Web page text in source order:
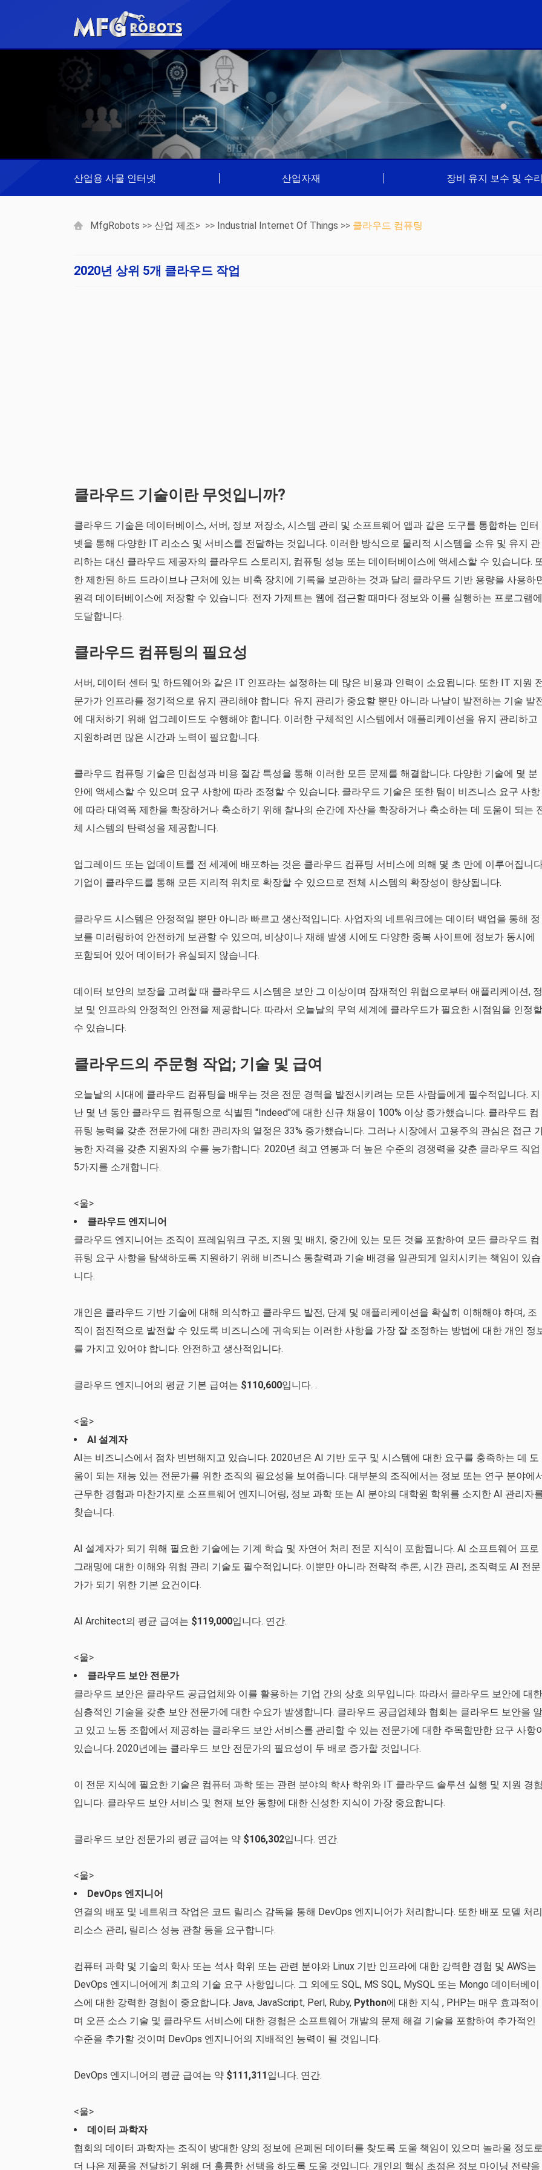
산업용 사물 인터넷 산업자재 장비 유지 보수 및 수
MfgRobots >> 산업 제조> >> Industrial Internet Of Things >> 클라우드 컴퓨팅
2020년 상위 5개 클라우드 작업
클라우드 기술이란 무엇입니까?
클라우드 기술은 데이터베이스, 서버, 정보 저장소, 시스템 관리 및 소프트웨어 앱과 같은 도구를 통합하는 인터
넷을 통해 다양한 IT 리소스 및 서비스를 전달하는 것입니다. 이러한 방식으로 물리적 시스템을 소유 및 유지 관
리하는 대신 클라우드 제공자의 클라우드 스토리지, 컴퓨팅 성능 또는 데이터베이스에 액세스할 수 있습니다.
한 제한된 하드 드라이브나 근처에 있는 비축 장치에 기록을 보관하는 것과 달리 클라우드 기반 용량을 사용하
원격 데이터베이스에 저장할 수 있습니다. 전자 가제트는 웹에 접근할 때마다 정보와 이를 실행하는 프로그램에
도달합니다.
클라우드 컴퓨팅의 필요성
서버, 데이터 센터 및 하드웨어와 같은 IT 인프라는 설정하는 데 많은 비용과 인력이 소요됩니다. 또한 IT 지원
문가가 인프라를 정기적으로 유지 관리해야 합니다. 유지 관리가 중요할 뿐만 아니라 나날이 발전하는 기술 발
에 대처하기 위해 업그레이드도 수행해야 합니다. 이러한 구체적인 시스템에서 애플리케이션을 유지 관리하고
지원하려면 많은 시간과 노력이 필요합니다.
클라우드 컴퓨팅 기술은 민첩성과 비용 절감 특성을 통해 이러한 모든 문제를 해결합니다. 다양한 기술에 몇 분
안에 액세스할 수 있으며 요구 사항에 따라 조정할 수 있습니다. 클라우드 기술은 또한 팀이 비즈니스 요구 사항
에 따라 대역폭 제한을 확장하거나 축소하기 위해 찰나의 순간에 자산을 확장하거나 축소하는 데 도움이 되는
체 시스템의 탄력성을 제공합니다.
업그레이드 또는 업데이트를 전 세계에 배포하는 것은 클라우드 컴퓨팅 서비스에 의해 몇 초 만에 이루어집니
기업이 클라우드를 통해 모든 지리적 위치로 확장할 수 있으므로 전체 시스템의 확장성이 향상됩니다.
클라우드 시스템은 안정적일 뿐만 아니라 빠르고 생산적입니다. 사업자의 네트워크에는 데이터 백업을 통해 정
보를 미러링하여 안전하게 보관할 수 있으며, 비상이나 재해 발생 시에도 다양한 중복 사이트에 정보가 동시에
포함되어 있어 데이터가 유실되지 않습니다.
데이터 보안의 보장을 고려할 때 클라우드 시스템은 보안 그 이상이며 잠재적인 위협으로부터 애플리케이션, 정
보 및 인프라의 안정적인 안전을 제공합니다. 따라서 오늘날의 무역 세계에 클라우드가 필요한 시점임을 인정할
수 있습니다.
클라우드의 주문형 작업; 기술 및 급여
오늘날의 시대에 클라우드 컴퓨팅을 배우는 것은 전문 경력을 발전시키려는 모든 사람들에게 필수적입니다. 지
난 몇 년 동안 클라우드 컴퓨팅으로 식별된 "Indeed"에 대한 신규 채용이 100% 이상 증가했습니다. 클라우드 컴
퓨팅 능력을 갖춘 전문가에 대한 관리자의 열정은 33% 증가했습니다. 그러나 시장에서 고용주의 관심은 접근
능한 자격을 갖춘 지원자의 수를 능가합니다. 2020년 최고 연봉과 더 높은 수준의 경쟁력을 갖춘 클라우드 직업
5가지를 소개합니다.
<울>
클라우드 엔지니어
클라우드 엔지니어는 조직이 프레임워크 구조, 지원 및 배치, 중간에 있는 모든 것을 포함하여 모든 클라우드 컴
퓨팅 요구 사항을 탐색하도록 지원하기 위해 비즈니스 통찰력과 기술 배경을 일관되게 일치시키는 책임이 있습
니다.
개인은 클라우드 기반 기술에 대해 의식하고 클라우드 발전, 단계 및 애플리케이션을 확실히 이해해야 하며, 조
직이 점진적으로 발전할 수 있도록 비즈니스에 귀속되는 이러한 사항을 가장 잘 조정하는 방법에 대한 개인 정
를 가지고 있어야 합니다. 안전하고 생산적입니다.
클라우드 엔지니어의 평균 기본 급여는 $110,600입니다. .
<울>
AI 설계자
AI는 비즈니스에서 점차 빈번해지고 있습니다. 2020년은 AI 기반 도구 및 시스템에 대한 요구를 충족하는 데 도
움이 되는 재능 있는 전문가를 위한 조직의 필요성을 보여줍니다. 대부분의 조직에서는 정보 또는 연구 분야에
근무한 경험과 마찬가지로 소프트웨어 엔지니어링, 정보 과학 또는 AI 분야의 대학원 학위를 소지한 AI 관리자
찾습니다.
AI 설계자가 되기 위해 필요한 기술에는 기계 학습 및 자연어 처리 전문 지식이 포함됩니다. AI 소프트웨어 프로
그래밍에 대한 이해와 위험 관리 기술도 필수적입니다. 이뿐만 아니라 전략적 추론, 시간 관리, 조직력도 AI 전문
가가 되기 위한 기본 요건이다.
AI Architect의 평균 급여는 $119,000입니다. 연간.
<울>
클라우드 보안 전문가
클라우드 보안은 클라우드 공급업체와 이를 활용하는 기업 간의 상호 의무입니다. 따라서 클라우드 보안에 대한
심층적인 기술을 갖춘 보안 전문가에 대한 수요가 발생합니다. 클라우드 공급업체와 협회는 클라우드 보안을 알
고 있고 노동 조합에서 제공하는 클라우드 보안 서비스를 관리할 수 있는 전문가에 대한 주목할만한 요구 사항
있습니다. 2020년에는 클라우드 보안 전문가의 필요성이 두 배로 증가할 것입니다.
이 전문 지식에 필요한 기술은 컴퓨터 과학 또는 관련 분야의 학사 학위와 IT 클라우드 솔루션 실행 및 지원 경
입니다. 클라우드 보안 서비스 및 현재 보안 동향에 대한 신성한 지식이 가장 중요합니다.
클라우드 보안 전문가의 평균 급여는 약 $106,302입니다. 연간.
<울>
DevOps 엔지니어
연결의 배포 및 네트워크 작업은 코드 릴리스 감독을 통해 DevOps 엔지니어가 처리합니다. 또한 배포 모델 처
리소스 관리, 릴리스 성능 관찰 등을 요구합니다.
컴퓨터 과학 및 기술의 학사 또는 석사 학위 또는 관련 분야와 Linux 기반 인프라에 대한 강력한 경험 및 AWS는
DevOps 엔지니어에게 최고의 기술 요구 사항입니다. 그 외에도 SQL, MS SQL, MySQL 또는 Mongo 데이터베이
스에 대한 강력한 경험이 중요합니다. Java, JavaScript, Perl, Ruby, Python에 대한 지식 , PHP는 매우 효과적이
며 오픈 소스 기술 및 클라우드 서비스에 대한 경험은 소프트웨어 개발의 문제 해결 기술을 포함하여 추가적인
수준을 추가할 것이며 DevOps 엔지니어의 지배적인 능력이 될 것입니다.
DevOps 엔지니어의 평균 급여는 약 $111,311입니다. 연간.
<울>
데이터 과학자
협회의 데이터 과학자는 조직이 방대한 양의 정보에 은폐된 데이터를 찾도록 도울 책임이 있으며 놀라울 정도
더 나은 제품을 전달하기 위해 더 훌륭한 선택을 하도록 도울 것입니다. 개인의 핵심 초점은 정보 마이닝 전략을